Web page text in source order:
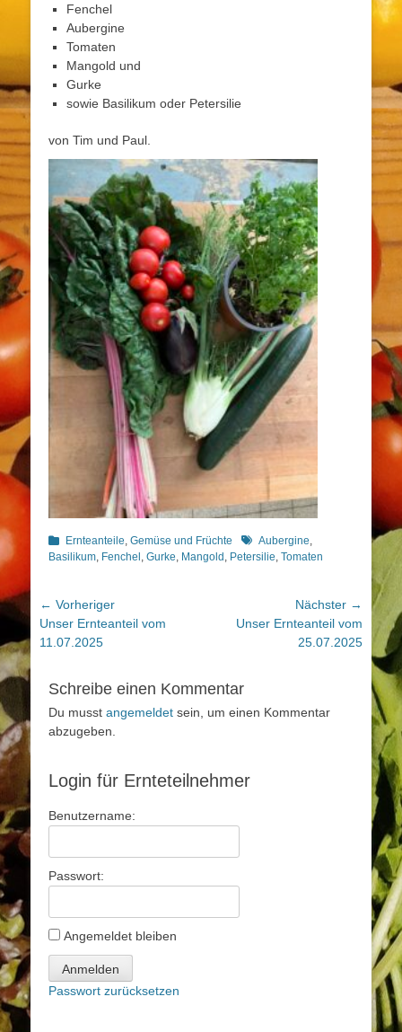
Fenchel
Aubergine
Tomaten
Mangold und
Gurke
sowie Basilikum oder Petersilie
von Tim und Paul.
Kategorien
Ernteanteile Gemüse und Früchte Schlagworte
Aubergine
Basilikum Fenchel Gurke Mangold Petersilie Tomaten
Beitragsnavigation
← Vorheriger
Vorheriger
Beitrag:
Unser Ernteanteil vom
11.07.2025
Nächster →
NächsterUnser Ernteanteil vom
25.07.2025
Schreibe einen Kommentar
Du musst angemeldet sein, um einen Kommentar
abzugeben.
Login für Ernteteilnehmer
Benutzername:
Passwort:
Angemeldet bleiben
Anmelden
Passwort zurücksetzen